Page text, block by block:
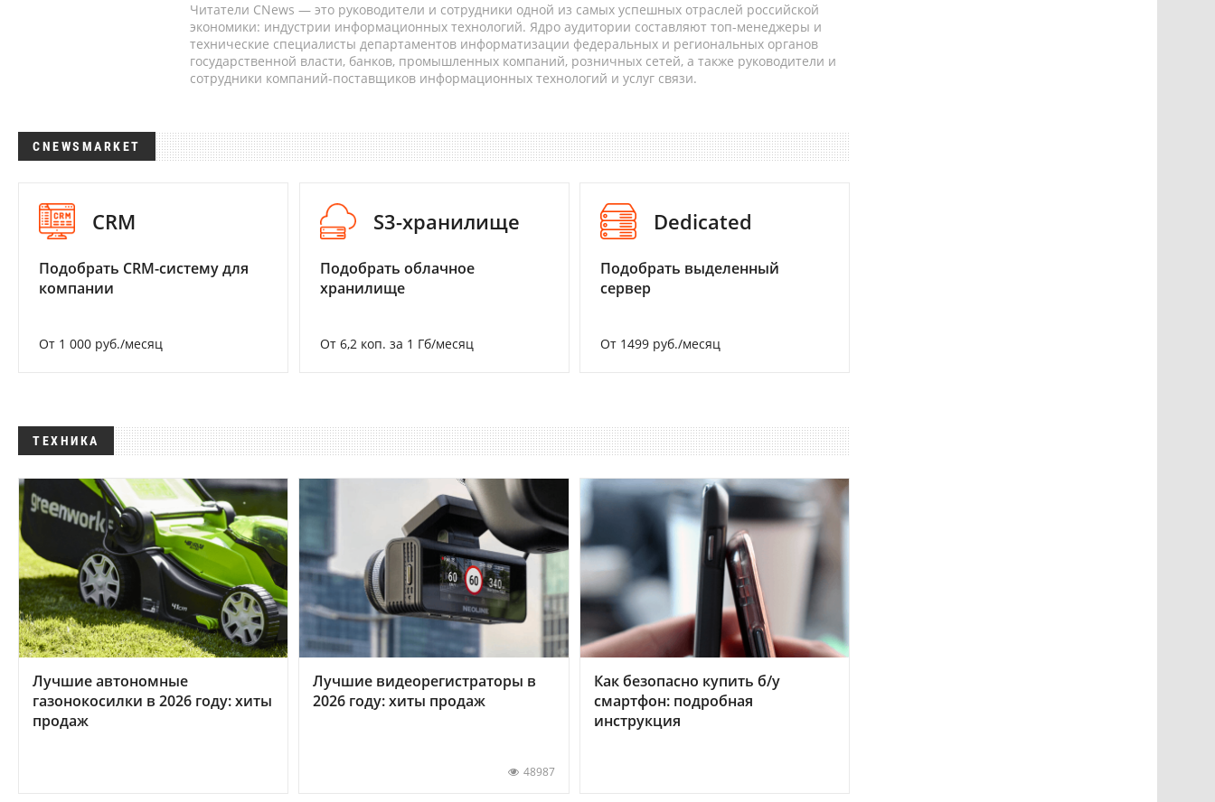
Читатели CNews — это руководители и сотрудники одной из самых успешных отраслей российской
экономики: индустрии информационных технологий. Ядро аудитории составляют топ-менеджеры и
технические специалисты департаментов информатизации федеральных и региональных органов
государственной власти, банков, промышленных компаний, розничных сетей, а также руководители и
сотрудники компаний-поставщиков информационных технологий и услуг связи.
CNEWSMARKET
CRM
Подобрать CRM-систему для
компании
От 1 000 руб./месяц
S3-хранилище
Подобрать облачное
хранилище
От 6,2 коп. за 1 Гб/месяц
Dedicated
Подобрать выделенный
сервер
От 1499 руб./месяц
ТЕХНИКА
Лучшие автономные
газонокосилки в 2026 году: хиты
продаж
Лучшие видеорегистраторы в
2026 году: хиты продаж
48987
Как безопасно купить б/у
смартфон: подробная
инструкция